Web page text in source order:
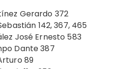
Gerardo 372
142, 367, 465
José Ernesto 583
Dante 387
89